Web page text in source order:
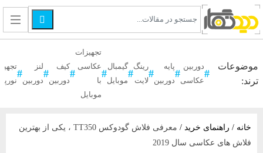

موضوعات
ترند:
دوربین
عکاسی
پایه
دوربین
رینگ
لایت
گیمبال
موبایل
تجهیزات
عکاسی
با
موبایل
کیف
دوربین
لنز
دوربین
خانه / راهنمای خرید /
معرفی فلاش گودوکس‌ TT350 ، یکی از بهترین
فلاش های عکاسی سال 2019